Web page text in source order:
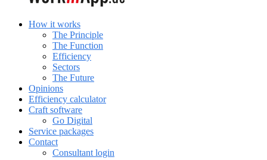
How it works
The Principle
The Function
Efficiency
Sectors
The Future
Opinions
Efficiency calculator
Craft software
Go Digital
Service packages
Contact
Consultant login